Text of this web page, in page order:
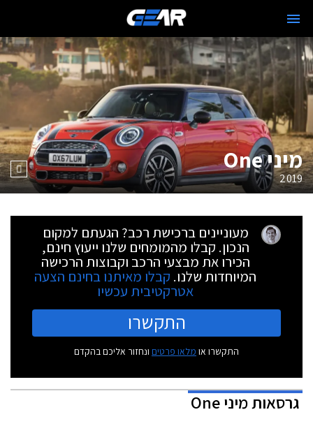
מיני One
2019
מעוניינים ברכישת רכב? הגעתם למקום
הנכון. קבלו מהמומחים שלנו ייעוץ חינם,
הכירו את מבצעי הרכב וקבוצות הרכישה
המיוחדות שלנו. קבלו מאיתנו בחינם הצעה
אטרקטיבית עכשיו
התקשרו
התקשרו או מלאו פרטים ונחזור אליכם בהקדם
גרסאותמיני One